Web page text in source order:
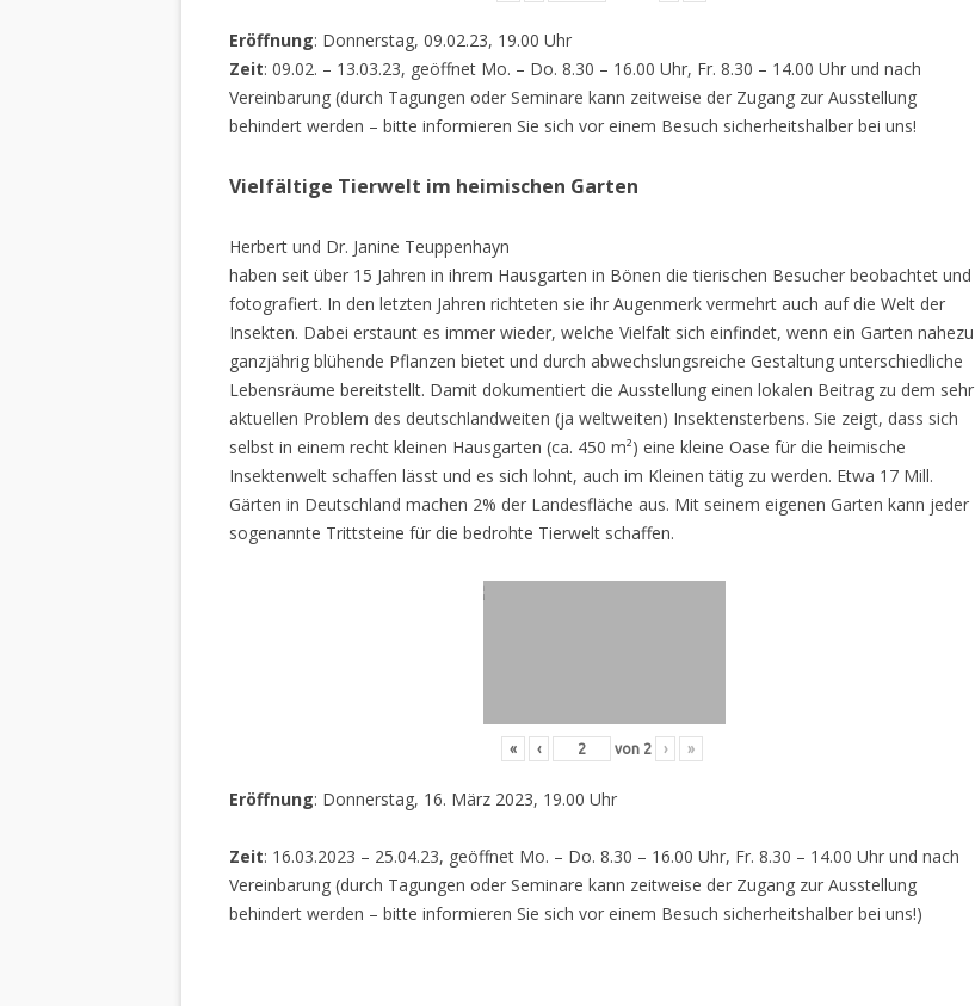
Eröffnung: Donnerstag, 09.02.23, 19.00 Uhr
Zeit: 09.02. – 13.03.23, geöffnet Mo. – Do. 8.30 – 16.00 Uhr, Fr. 8.30 – 14.00 Uhr und nach
Vereinbarung (durch Tagungen oder Seminare kann zeitweise der Zugang zur Ausstellung
behindert werden – bitte informieren Sie sich vor einem Besuch sicherheitshalber bei uns!
Vielfältige Tierwelt im heimischen Garten
Herbert und Dr. Janine Teuppenhayn
haben seit über 15 Jahren in ihrem Hausgarten in Bönen die tierischen Besucher beobachtet und
fotografiert. In den letzten Jahren richteten sie ihr Augenmerk vermehrt auch auf die Welt der
Insekten. Dabei erstaunt es immer wieder, welche Vielfalt sich einfindet, wenn ein Garten nahezu
ganzjährig blühende Pflanzen bietet und durch abwechslungsreiche Gestaltung unterschiedliche
Lebensräume bereitstellt. Damit dokumentiert die Ausstellung einen lokalen Beitrag zu dem sehr
aktuellen Problem des deutschlandweiten (ja weltweiten) Insektensterbens. Sie zeigt, dass sich
selbst in einem recht kleinen Hausgarten (ca. 450 m²) eine kleine Oase für die heimische
Insektenwelt schaffen lässt und es sich lohnt, auch im Kleinen tätig zu werden. Etwa 17 Mill.
Gärten in Deutschland machen 2% der Landesfläche aus. Mit seinem eigenen Garten kann jeder
sogenannte Trittsteine für die bedrohte Tierwelt schaffen.
« ‹ von 2 › »
Eröffnung: Donnerstag, 16. März 2023, 19.00 Uhr
Zeit: 16.03.2023 – 25.04.23, geöffnet Mo. – Do. 8.30 – 16.00 Uhr, Fr. 8.30 – 14.00 Uhr und nach
Vereinbarung (durch Tagungen oder Seminare kann zeitweise der Zugang zur Ausstellung
behindert werden – bitte informieren Sie sich vor einem Besuch sicherheitshalber bei uns!)